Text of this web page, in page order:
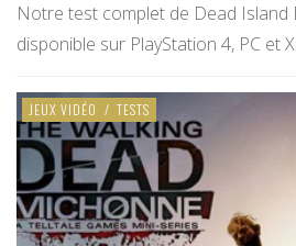
Notre test complet de Dead Island
disponible sur PlayStation 4, PC et
JEUX VIDÉO / TESTS